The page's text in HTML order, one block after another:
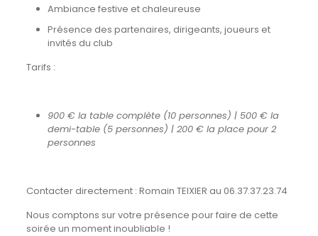
Ambiance festive et chaleureuse
Présence des partenaires, dirigeants, joueurs et
invités du club
Tarifs :
900 € la table complète (10 personnes) | 500 € la
demi-table (5 personnes) | 200 € la place pour 2
personnes
Contacter directement : Romain TEIXIER au 06.37.37.23.74
Nous comptons sur votre présence pour faire de cette
soirée un moment inoubliable !